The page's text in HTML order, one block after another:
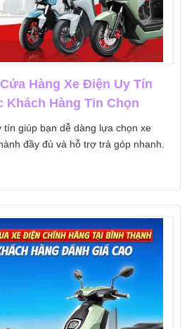
Hàng Xe Điện Uy Tín
Hàng Tin Chọn
tín giúp bạn dễ dàng lựa chọn xe
đầy đủ và hỗ trợ trả góp nhanh.